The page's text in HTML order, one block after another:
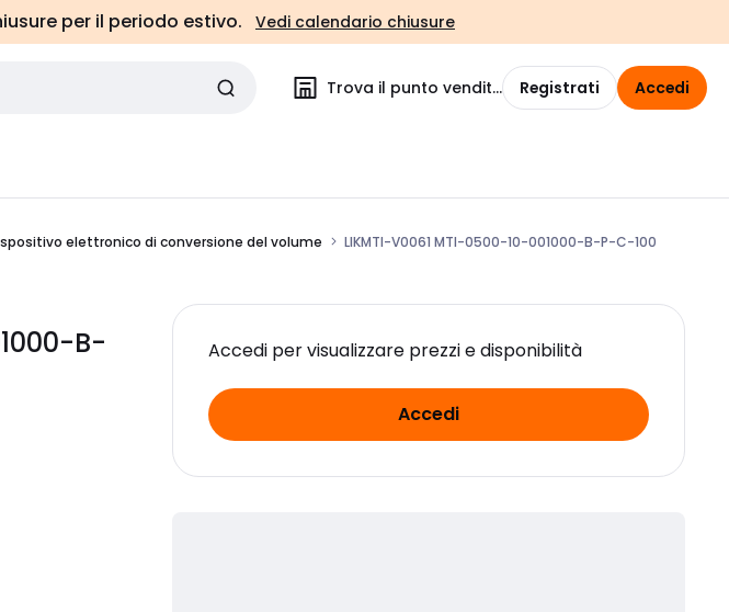
per il periodo estivo. Vedi calendario chiusure
Trova il punto vendita Registrati Accedi
elettronico di conversione del volume LIKMTI-V0061 MTI-0500-10-001000-B-P-C-100
B-
Accedi per visualizzare prezzi e disponibilità
Accedi